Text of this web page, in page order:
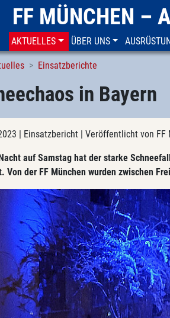
FF MÜNCHEN –
AKTUELLES ÜBER UNS
Einsatzberichte
in Bayern
| Einsatzbericht | Veröffentlicht von FF
auf Samstag hat der starke
Von der FF München wurden zwischen